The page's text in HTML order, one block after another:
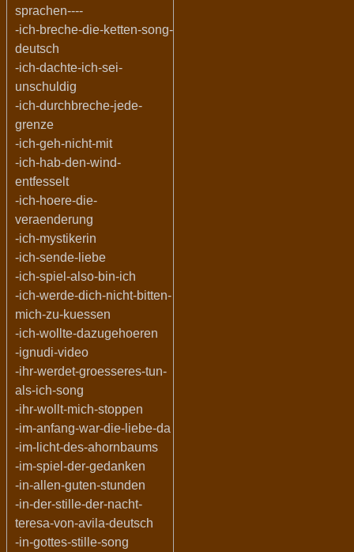
sprachen----
-ich-breche-die-ketten-song-
deutsch
-ich-dachte-ich-sei-
unschuldig
-ich-durchbreche-jede-
grenze
-ich-geh-nicht-mit
-ich-hab-den-wind-
entfesselt
-ich-hoere-die-
veraenderung
-ich-mystikerin
-ich-sende-liebe
-ich-spiel-also-bin-ich
-ich-werde-dich-nicht-bitten-
mich-zu-kuessen
-ich-wollte-dazugehoeren
-ignudi-video
-ihr-werdet-groesseres-tun-
als-ich-song
-ihr-wollt-mich-stoppen
-im-anfang-war-die-liebe-da
-im-licht-des-ahornbaums
-im-spiel-der-gedanken
-in-allen-guten-stunden
-in-der-stille-der-nacht-
teresa-von-avila-deutsch
-in-gottes-stille-song